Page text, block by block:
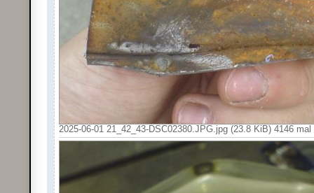
2025-06-01 21_42_43-DSC02380.JPG.jpg (23.8 KiB) 4146